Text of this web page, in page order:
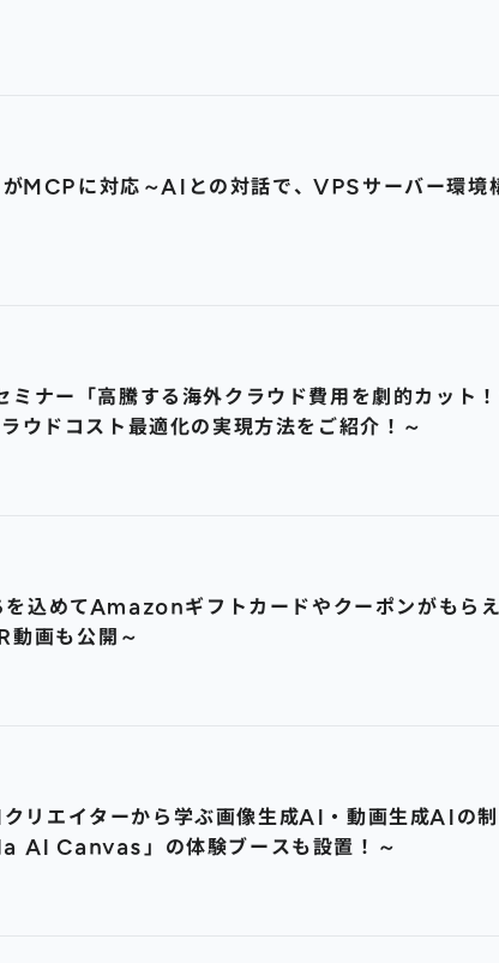
に対応～AIとの対話で、VPSサーバー環境
ー「高騰する海外クラウド費用を劇的カット！
ウドコスト最適化の実現方法をご紹介！～
込めてAmazonギフトカードやクーポンがもら
動画も公開～
エイターから学ぶ画像生成AI・動画生成AIの
AI Canvas」の体験ブースも設置！～